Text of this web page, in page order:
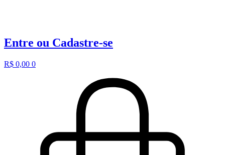
Entre ou Cadastre-se
R$ 0,00 0